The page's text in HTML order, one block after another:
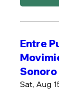
Entre
Sonoro
Sat, Aug